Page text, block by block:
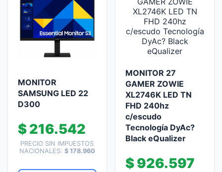
MONITOR
SAMSUNG LED 22
D300
$216.542
PRECIO SIN IMPUESTOS
NACIONALES: $178.960
MONITOR 27
GAMER ZOWIE
XL2746K LED TN
FHD 240hz
c/escudo
Tecnología DyAc?
Black eQualizer
$926.597